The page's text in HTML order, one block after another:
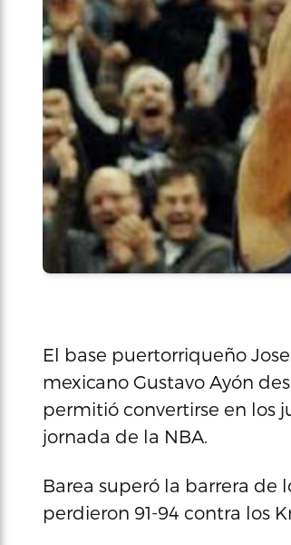
El base puertorriqueño
mexicano Gustavo Ayón
permitió convertirse en los
jornada de la NBA.
Barea superó la barrera de
perdieron 91-94 contra los